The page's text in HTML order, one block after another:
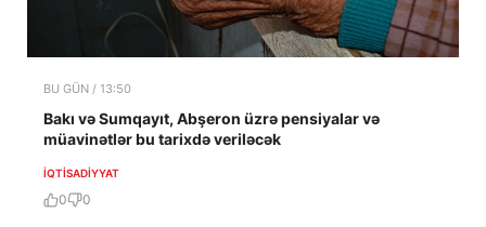
BU GÜN / 13:50
Bakı və Sumqayıt, Abşeron üzrə pensiyalar və
müavinətlər bu tarixdə veriləcək
İQTISADIYYAT
0 0